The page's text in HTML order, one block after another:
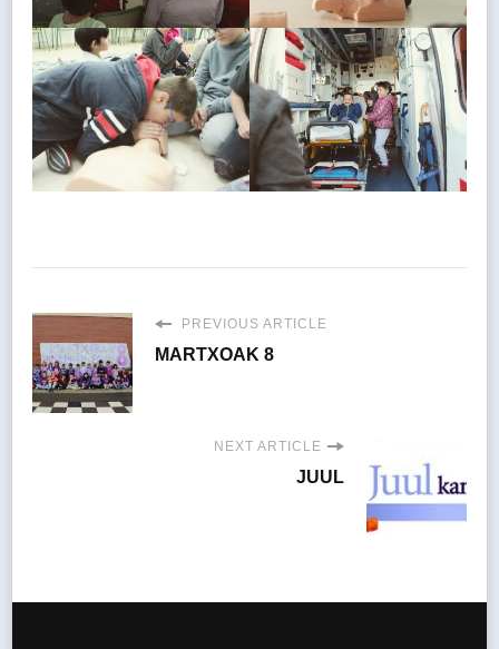
PREVIOUS ARTICLE
MARTXOAK 8
NEXT ARTICLE
JUUL